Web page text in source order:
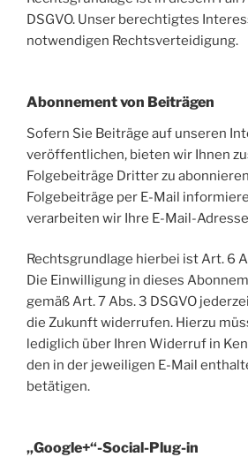
DSGVO. Unser berechtigtes
notwendigen Rechtsverteidigung.
Abonnement von Beiträgen
Sofern Sie Beiträge auf unseren
veröffentlichen, bieten wir Ihnen
Folgebeiträge Dritter zu
Folgebeiträge per E-Mail
verarbeiten wir Ihre E-Mail-
Rechtsgrundlage hierbei ist Art. 6
Die Einwilligung in dieses
gemäß Art. 7 Abs. 3 DSGVO
die Zukunft widerrufen. Hierzu
lediglich über Ihren Widerruf in
den in der jeweiligen E-Mail
betätigen.
„Google+“-Social-Plug-in